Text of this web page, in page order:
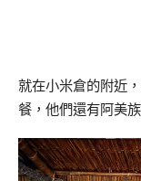
就在小米倉的附近
餐，他們還有阿美